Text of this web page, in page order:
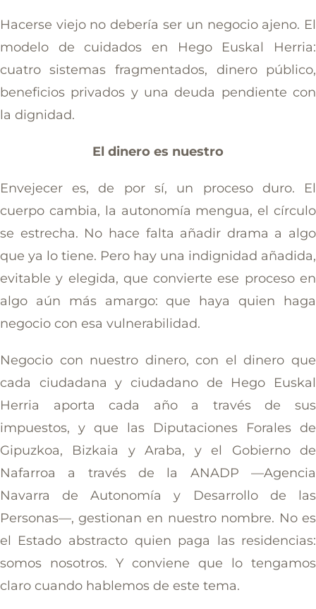
Hacerse viejo no debería ser un negocio ajeno. El
modelo de cuidados en Hego Euskal Herria:
cuatro sistemas fragmentados, dinero público,
beneficios privados y una deuda pendiente con
la dignidad.
El dinero es nuestro
Envejecer es, de por sí, un proceso duro. El
cuerpo cambia, la autonomía mengua, el círculo
se estrecha. No hace falta añadir drama a algo
que ya lo tiene. Pero hay una indignidad añadida,
evitable y elegida, que convierte ese proceso en
algo aún más amargo: que haya quien haga
negocio con esa vulnerabilidad.
Negocio con nuestro dinero, con el dinero que
cada ciudadana y ciudadano de Hego Euskal
Herria aporta cada año a través de sus
impuestos, y que las Diputaciones Forales de
Gipuzkoa, Bizkaia y Araba, y el Gobierno de
Nafarroa a través de la ANADP —Agencia
Navarra de Autonomía y Desarrollo de las
Personas—, gestionan en nuestro nombre. No es
el Estado abstracto quien paga las residencias:
somos nosotros. Y conviene que lo tengamos
claro cuando hablemos de este tema.